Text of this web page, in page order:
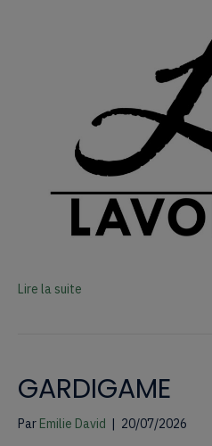
Lire la suite
GARDIGAME
Par Emilie David | 20/07/2026